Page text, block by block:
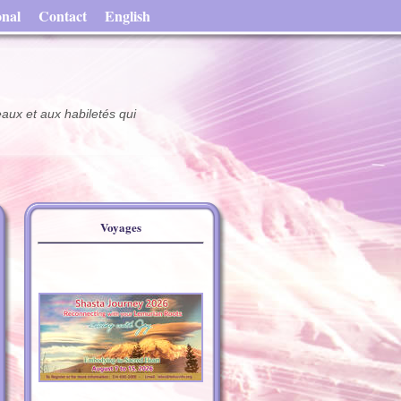
Contact English
et aux habiletés qui
Voyages